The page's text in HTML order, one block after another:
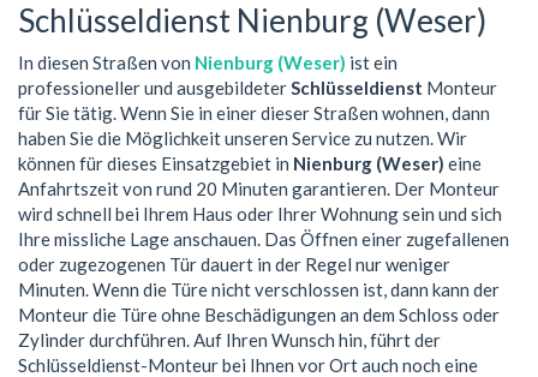
Schlüsseldienst Nienburg (Weser)
In diesen Straßen von Nienburg (Weser) ist ein
professioneller und ausgebildeterSchlüsseldienst Monteur
für Sie tätig. Wenn Sie in einer dieser Straßen wohnen, dann
haben Sie die Möglichkeit unseren Service zu nutzen. Wir
können für dieses Einsatzgebiet in Nienburg (Weser) eine
Anfahrtszeit von rund 20 Minuten garantieren. Der Monteur
wird schnell bei Ihrem Haus oder Ihrer Wohnung sein und sich
Ihre missliche Lage anschauen. Das Öffnen einer zugefallenen
oder zugezogenen Tür dauert in der Regel nur weniger
Minuten. Wenn die Türe nicht verschlossen ist, dann kann der
Monteur die Türe ohne Beschädigungen an dem Schloss oder
Zylinder durchführen. Auf Ihren Wunsch hin, führt der
Schlüsseldienst-Monteur bei Ihnen vor Ort auch noch eine